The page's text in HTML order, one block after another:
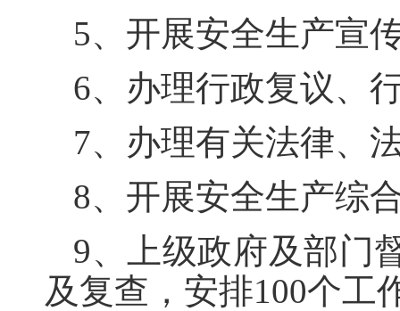
5、开展安全生产宣
6、办理行政复议、
7、办理有关法律、
8、开展安全生产综
9、上级政府及部门
及复查，安排100个工